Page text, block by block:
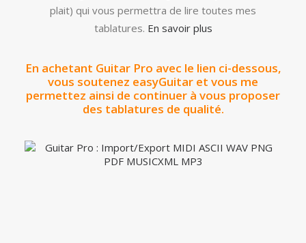
plait) qui vous permettra de lire toutes mes
tablatures. En savoir plus
En achetant Guitar Pro avec le lien ci-dessous,
vous soutenez easyGuitar et vous me
permettez ainsi de continuer à vous proposer
des tablatures de qualité.